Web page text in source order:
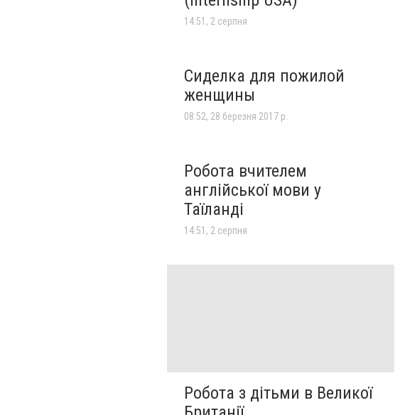
14:51, 2 серпня
Сиделка для пожилой
женщины
08:52, 28 березня 2017 р.
Робота вчителем
англійської мови у
Таїланді
14:51, 2 серпня
Робота з дітьми в Великої